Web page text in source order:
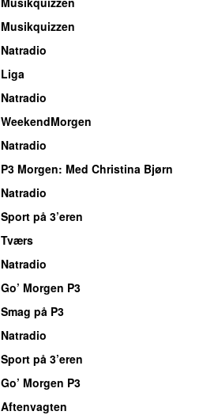
Musikquizzen
Natradio
Liga
Natradio
WeekendMorgen
Natradio
P3 Morgen: Med Christina Bjørn
Natradio
Sport på 3’eren
Tværs
Natradio
Go’ Morgen P3
Smag på P3
Natradio
Sport på 3’eren
Go’ Morgen P3
Aftenvagten